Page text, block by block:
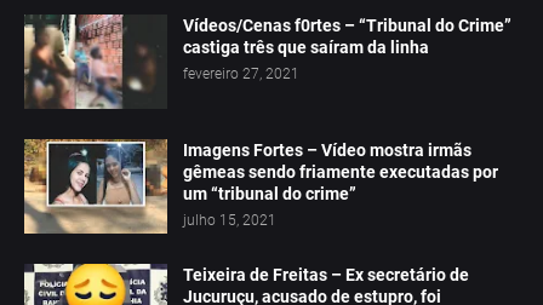
Vídeos/Cenas f0rtes – “Tribunal do Crime”
castiga três que saíram da linha
fevereiro 27, 2021
Imagens Fortes – Vídeo mostra irmãs
gêmeas sendo friamente executadas por
um “tribunal do crime”
julho 15, 2021
Teixeira de Freitas – Ex secretário de
Jucuruçu, acusado de estupro, foi